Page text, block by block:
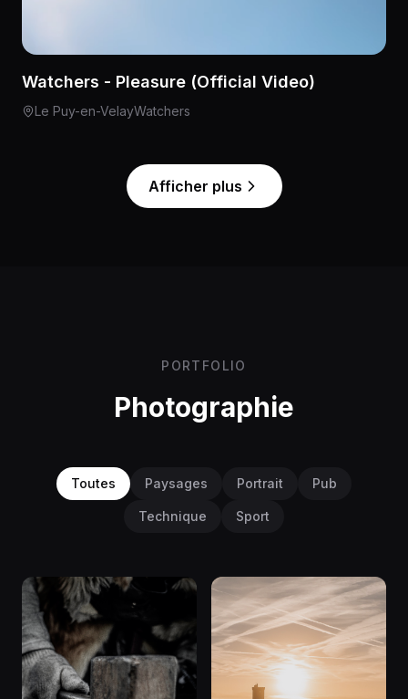
Watchers - Pleasure (Official Video)
Le Puy-en-VelayWatchers
Afficher plus
PORTFOLIO
Photographie
Toutes Paysages Portrait Pub
Technique Sport